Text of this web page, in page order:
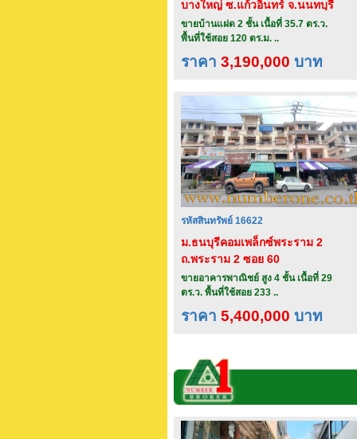
บางใหญ่ ซ.แก้วอินทร์ จ.นนทบุรี
ขายบ้านแฝด 2 ชั้น เนื้อที่ 35.7 ตร.ว.
พื้นที่ใช้สอย 120 ตร.ม. ..
ราคา 3,190,000 บาท
รหัสสินทรัพย์ 16622
ม.ธนบุรีคอมเพล็กซ์พระราม 2
ถ.พระราม 2 ซอย 60
ขายอาคารพาณิชย์ สูง 4 ชั้น เนื้อที่ 29
ตร.ว. พื้นที่ใช้สอย 233 ..
ราคา 5,400,000 บาท